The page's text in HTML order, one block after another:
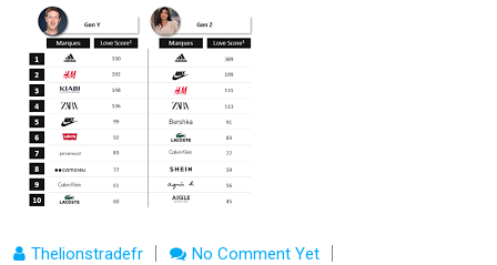
Thelionstradefr
No Comment Yet